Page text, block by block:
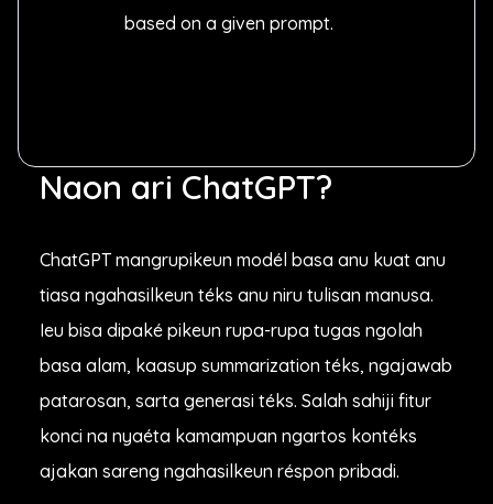
based on a given prompt.
Naon ari ChatGPT?
ChatGPT mangrupikeun modél basa anu kuat anu
tiasa ngahasilkeun téks anu niru tulisan manusa.
Ieu bisa dipaké pikeun rupa-rupa tugas ngolah
basa alam, kaasup summarization téks, ngajawab
patarosan, sarta generasi téks. Salah sahiji fitur
konci na nyaéta kamampuan ngartos kontéks
ajakan sareng ngahasilkeun réspon pribadi.